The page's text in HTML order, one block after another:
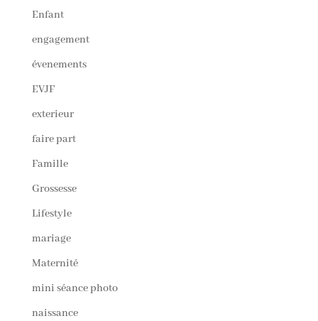
Enfant
engagement
évenements
EVJF
exterieur
faire part
Famille
Grossesse
Lifestyle
mariage
Maternité
mini séance photo
naissance